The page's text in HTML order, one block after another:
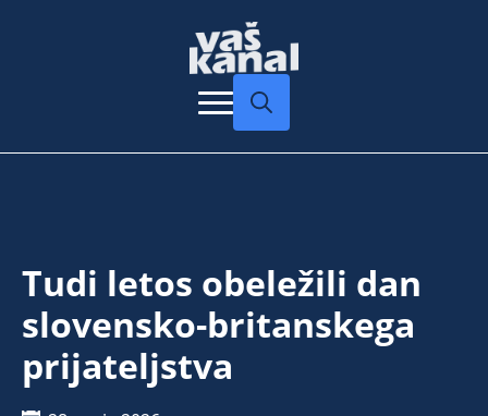
Tudi letos obeležili dan
slovensko-britanskega
prijateljstva